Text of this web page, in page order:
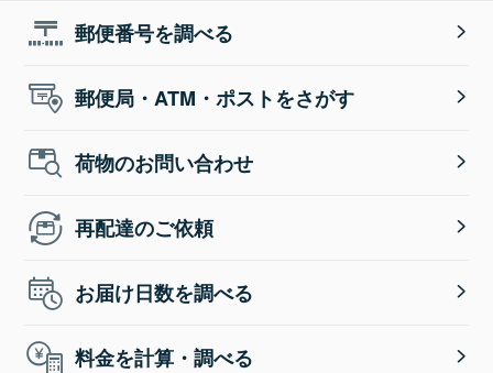
郵便番号を調べる
郵便局・ATM・ポストをさがす
荷物のお問い合わせ
再配達のご依頼
お届け日数を調べる
料金を計算・調べる